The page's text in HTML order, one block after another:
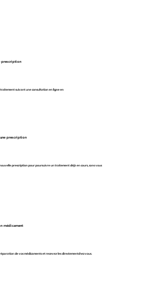
prescription
traitement suivant une consultation en ligne en
une prescription
prescription pour poursuivre un traitement déjà en cours, sans vous
médicament
de vos médicaments et recevez-les directementchez vous.